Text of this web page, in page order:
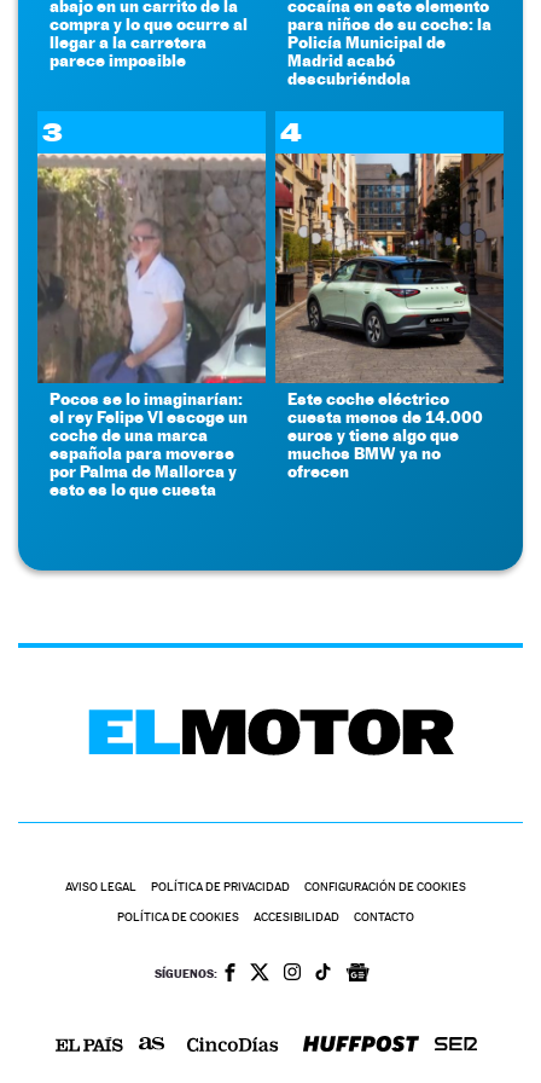
abajo en un carrito de la
compra y lo que ocurre al
llegar a la carretera
parece imposible
cocaína en este elemento
para niños de su coche: la
Policía Municipal de
Madrid acabó
descubriéndola
3
Pocos se lo imaginarían:
el rey Felipe VI escoge un
coche de una marca
española para moverse
por Palma de Mallorca y
esto es lo que cuesta
4
Este coche eléctrico
cuesta menos de 14.000
euros y tiene algo que
muchos BMW ya no
ofrecen
AVISO LEGAL POLÍTICA DE PRIVACIDAD CONFIGURACIÓN DE COOKIES
POLÍTICA DE COOKIES ACCESIBILIDAD CONTACTO
SÍGUENOS: